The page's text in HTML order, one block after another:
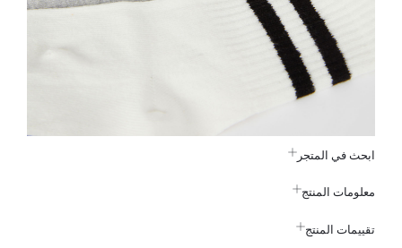
ابحث في المتجر
معلومات المنتج
تقييمات المنتج